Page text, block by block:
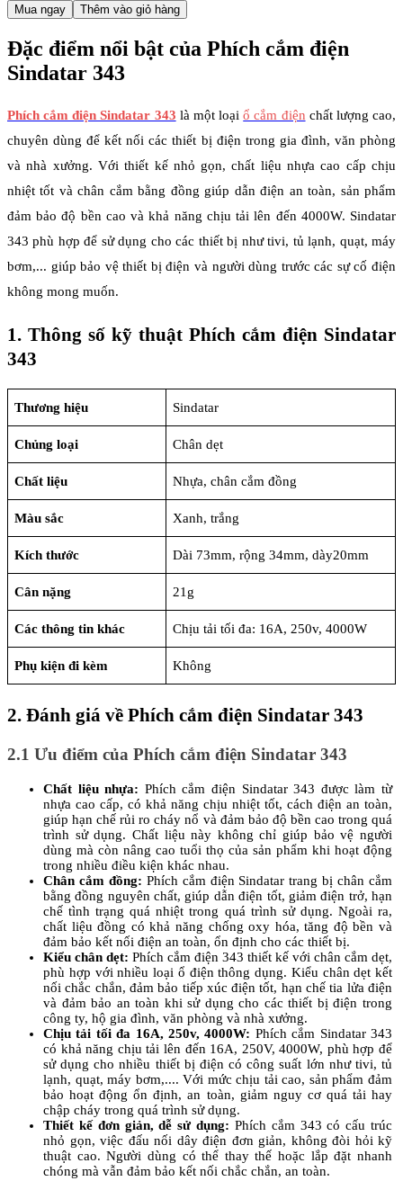
Mua ngay Thêm vào giỏ hàng
Đặc điểm nổi bật của Phích cắm điện
Sindatar 343
Phích cắm điện Sindatar 343 là một loại ổ cắm điện chất lượng cao,
chuyên dùng để kết nối các thiết bị điện trong gia đình, văn phòng
và nhà xưởng. Với thiết kế nhỏ gọn, chất liệu nhựa cao cấp chịu
nhiệt tốt và chân cắm bằng đồng giúp dẫn điện an toàn, sản phẩm
đảm bảo độ bền cao và khả năng chịu tải lên đến 4000W. Sindatar
343 phù hợp để sử dụng cho các thiết bị như tivi, tủ lạnh, quạt, máy
bơm,... giúp bảo vệ thiết bị điện và người dùng trước các sự cố điện
không mong muốn.
1. Thông số kỹ thuật Phích cắm điện Sindatar
343
Thương hiệu Sindatar
Chủng loại Chân dẹt
Chất liệu Nhựa, chân cắm đồng
Màu sắc Xanh, trắng
Kích thước Dài 73mm, rộng 34mm, dày20mm
Cân nặng 21g
Các thông tin khác Chịu tải tối đa: 16A, 250v, 4000W
Phụ kiện đi kèm Không
2. Đánh giá về Phích cắm điện Sindatar 343
2.1 Ưu điểm của Phích cắm điện Sindatar 343
Chất liệu nhựa: Phích cắm điện Sindatar 343 được làm từ
nhựa cao cấp, có khả năng chịu nhiệt tốt, cách điện an toàn,
giúp hạn chế rủi ro cháy nổ và đảm bảo độ bền cao trong quá
trình sử dụng. Chất liệu này không chỉ giúp bảo vệ người
dùng mà còn nâng cao tuổi thọ của sản phẩm khi hoạt động
trong nhiều điều kiện khác nhau.
Chân cắm đồng: Phích cắm điện Sindatar trang bị chân cắm
bằng đồng nguyên chất, giúp dẫn điện tốt, giảm điện trở, hạn
chế tình trạng quá nhiệt trong quá trình sử dụng. Ngoài ra,
chất liệu đồng có khả năng chống oxy hóa, tăng độ bền và
đảm bảo kết nối điện an toàn, ổn định cho các thiết bị.
Kiểu chân dẹt: Phích cắm điện 343 thiết kế với chân cắm dẹt,
phù hợp với nhiều loại ổ điện thông dụng. Kiểu chân dẹt kết
nối chắc chắn, đảm bảo tiếp xúc điện tốt, hạn chế tia lửa điện
và đảm bảo an toàn khi sử dụng cho các thiết bị điện trong
công ty, hộ gia đình, văn phòng và nhà xưởng.
Chịu tải tối đa 16A, 250v, 4000W: Phích cắm Sindatar 343
có khả năng chịu tải lên đến 16A, 250V, 4000W, phù hợp để
sử dụng cho nhiều thiết bị điện có công suất lớn như tivi, tủ
lạnh, quạt, máy bơm,.... Với mức chịu tải cao, sản phẩm đảm
bảo hoạt động ổn định, an toàn, giảm nguy cơ quá tải hay
chập cháy trong quá trình sử dụng.
Thiết kế đơn giản, dễ sử dụng: Phích cắm 343 có cấu trúc
nhỏ gọn, việc đấu nối dây điện đơn giản, không đòi hỏi kỹ
thuật cao. Người dùng có thể thay thế hoặc lắp đặt nhanh
chóng mà vẫn đảm bảo kết nối chắc chắn, an toàn.